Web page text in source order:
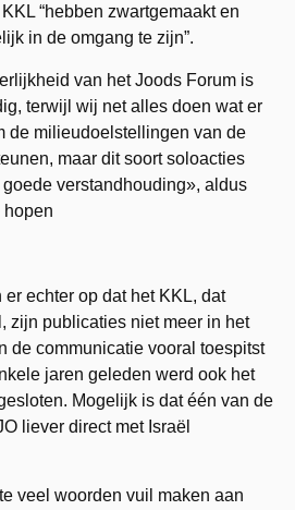
“hebben zwartgemaakt en
in de omgang te zijn”.
van het Joods Forum is
terwijl wij net alles doen wat er
de milieudoelstellingen van de
maar dit soort soloacties
verstandhouding», aldus
hopen
echter op dat het KKL, dat
zijn publicaties niet meer in het
de communicatie vooral toespitst
jaren geleden werd ook het
Mogelijk is dat één van de
liever direct met Israël
veel woorden vuil maken aan